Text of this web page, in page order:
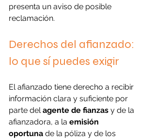
presenta un aviso de posible
reclamación.
Derechos del afianzado:
lo que sí puedes exigir
El afianzado tiene derecho a recibir
información clara y suficiente por
parte del agente de fianzas y de la
afianzadora, a la emisión
oportuna de la póliza y de los